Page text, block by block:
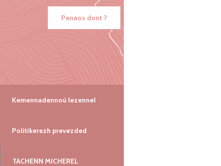
Penaos dont ?
Kemennadennoù lezennel
Politikerezh prevezded
TACHENN MICHEREL